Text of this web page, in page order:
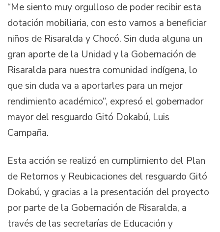
“Me siento muy orgulloso de poder recibir esta
dotación mobiliaria, con esto vamos a beneficiar
niños de Risaralda y Chocó. Sin duda alguna un
gran aporte de la Unidad y la Gobernación de
Risaralda para nuestra comunidad indígena, lo
que sin duda va a aportarles para un mejor
rendimiento académico”, expresó el gobernador
mayor del resguardo Gitó Dokabú, Luis
Campaña.
Esta acción se realizó en cumplimiento del Plan
de Retornos y Reubicaciones del resguardo Gitó
Dokabú, y gracias a la presentación del proyecto
por parte de la Gobernación de Risaralda, a
través de las secretarías de Educación y